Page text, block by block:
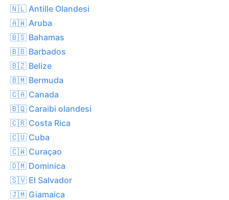
🇳🇱 Antille Olandesi
🇦🇼 Aruba
🇧🇸 Bahamas
🇧🇧 Barbados
🇧🇿 Belize
🇧🇲 Bermuda
🇨🇦 Canada
🇧🇶 Caraibi olandesi
🇨🇷 Costa Rica
🇨🇺 Cuba
🇨🇼 Curaçao
🇩🇲 Dominica
🇸🇻 El Salvador
🇯🇲 Giamaica